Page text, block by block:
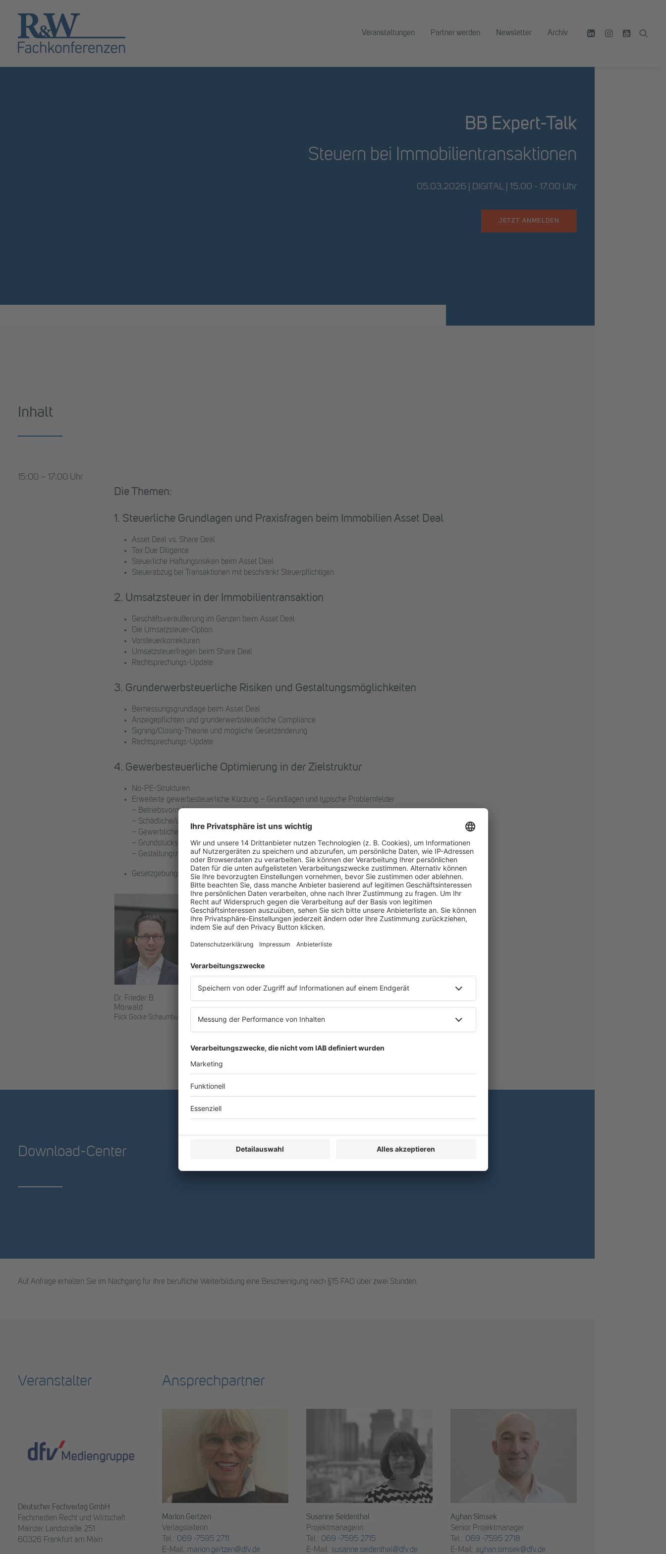
Veranstaltungen Partner werden Newsletter Archiv
BB Expert-Talk
Steuern bei Immobilientransaktionen
05.03.2026 | DIGITAL | 15.00 - 17.00 Uhr
JETZT ANMELDEN
Inhalt
15:00 – 17:00 Uhr
Die Themen:
1. Steuerliche Grundlagen und Praxisfragen beim Immobilien Asset Deal
Asset Deal vs. Share Deal
Tax Due Diligence
Steuerliche Haftungsrisiken beim Asset Deal
Steuerabzug bei Transaktionen mit beschränkt Steuerpflichtigen
2. Umsatzsteuer in der Immobilientransaktion
Geschäftsveräußerung im Ganzen beim Asset Deal
Die Umsatzsteuer-Option
Vorsteuerkorrekturen
Umsatzsteuerfragen beim Share Deal
Rechtsprechungs-Update
3. Grunderwerbsteuerliche Risiken und Gestaltungsmöglichkeiten
Bemessungsgrundlage beim Asset Deal
Anzeigepflichten und grunderwerbsteuerliche Compliance
Signing/Closing-Theorie und mögliche Gesetzänderung
Rechtsprechungs-Update
4. Gewerbesteuerliche Optimierung in der Zielstruktur
No-PE-Strukturen
Erweiterte gewerbesteuerliche Kürzung – Grundlagen und typische Problemfelder
– Betriebsvorrichtungen
– Schädliche/unschädliche Nebentätigkeiten
– Gewerblicher Grundstückshandel
– Grundstücksüberlassungen im Unternehmensverbund
– Gestaltungsmodelle zur Sicherstellung der erweiterten gewerbesteuerlichen Kürzung
Gesetzgebungspläne
Dr. Frieder B.
Mörwald
Flick Gocke Schaumburg
Brigitte Körner
Flick Gocke Schaumburg
Anika Schröter
Flick Gocke Schaumburg
Michael Joisten
Flick Gocke Schaumburg
Download-Center
Auf Anfrage erhalten Sie im Nachgang für Ihre berufliche Weiterbildung eine Bescheinigung nach §15 FAO über zwei Stunden.
Veranstalter
Deutscher Fachverlag GmbH
Fachmedien Recht und Wirtschaft
Mainzer Landstraße 251
60326 Frankfurt am Main
Ansprechpartner
Marion Gertzen
Verlagsleiterin
Tel.: 069 -7595 2711
E-Mail: marion.gertzen@dfv.de
Susanne Seidenthal
Projektmanagerin
Tel.: 069 -7595 2715
E-Mail: susanne.seidenthal@dfv.de
Ayhan Simsek
Senior Projektmanager
Tel.: 069 -7595 2718
E-Mail: ayhan.simsek@dfv.de